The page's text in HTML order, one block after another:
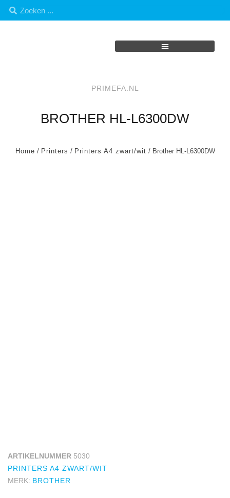
PRIMEFA.NL
BROTHER HL-L6300DW
Home / Printers / Printers A4 zwart/wit / Brother HL-L6300DW
ARTIKELNUMMER 5030
PRINTERS A4 ZWART/WIT
MERK: BROTHER